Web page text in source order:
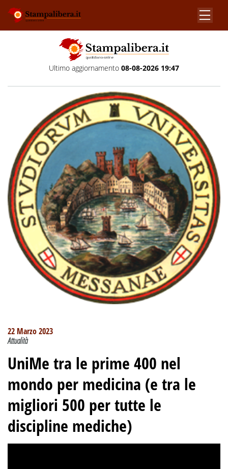
Ultimo aggiornamento 08-08-2026 19:47
22 Marzo 2023
Attualità
UniMe tra le prime 400 nel
mondo per medicina (e tra le
migliori 500 per tutte le
discipline mediche)